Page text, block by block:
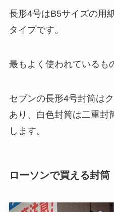
長形4号はB5サイズの用
タイプです。
最もよく使われているも
セブンの長形4号封筒は
あり、白色封筒は二重封
します。
ローソンで買える封筒